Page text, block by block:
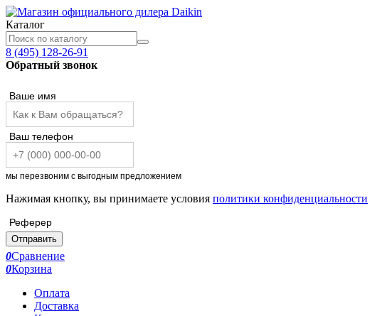
Каталог
8 (495) 128-26-91
Обратный звонок
Ваше имя
Ваш телефон
мы перезвоним с выгодным предложением
Нажимая кнопку, вы принимаете условия политики конфиденциальности
Реферер
Отправить
0Сравнение
0Корзина
Оплата
Доставка